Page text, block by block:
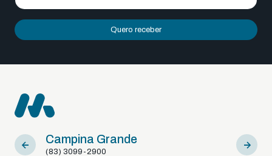
Quero receber
Campina Grande
(83) 3099-2900
Sousa
(83)